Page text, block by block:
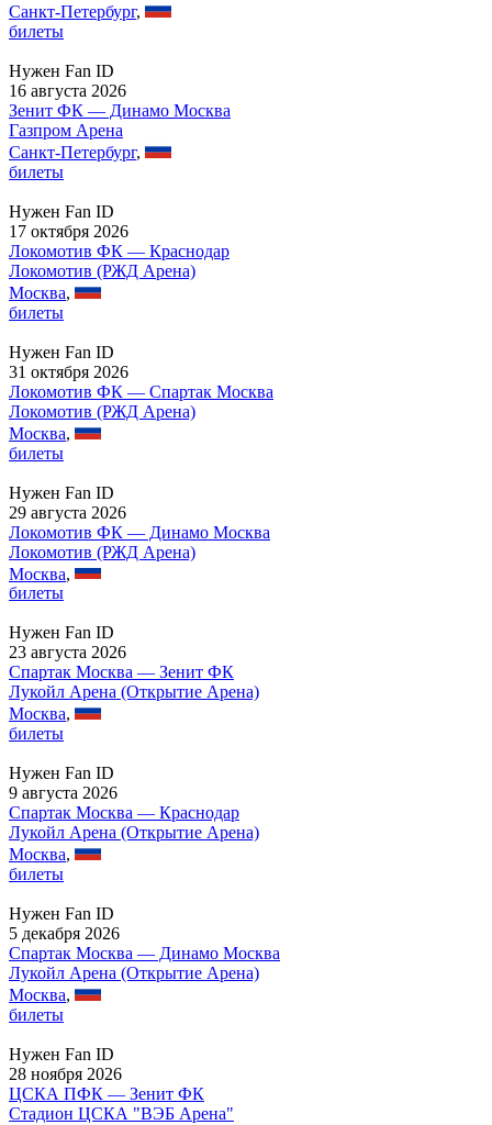
Санкт-Петербург,
билеты
Нужен Fan ID
16 августа 2026
Зенит ФК — Динамо Москва
Газпром Арена
Санкт-Петербург,
билеты
Нужен Fan ID
17 октября 2026
Локомотив ФК — Краснодар
Локомотив (РЖД Арена)
Москва,
билеты
Нужен Fan ID
31 октября 2026
Локомотив ФК — Спартак Москва
Локомотив (РЖД Арена)
Москва,
билеты
Нужен Fan ID
29 августа 2026
Локомотив ФК — Динамо Москва
Локомотив (РЖД Арена)
Москва,
билеты
Нужен Fan ID
23 августа 2026
Спартак Москва — Зенит ФК
Лукойл Арена (Открытие Арена)
Москва,
билеты
Нужен Fan ID
9 августа 2026
Спартак Москва — Краснодар
Лукойл Арена (Открытие Арена)
Москва,
билеты
Нужен Fan ID
5 декабря 2026
Спартак Москва — Динамо Москва
Лукойл Арена (Открытие Арена)
Москва,
билеты
Нужен Fan ID
28 ноября 2026
ЦСКА ПФК — Зенит ФК
Стадион ЦСКА "ВЭБ Арена"